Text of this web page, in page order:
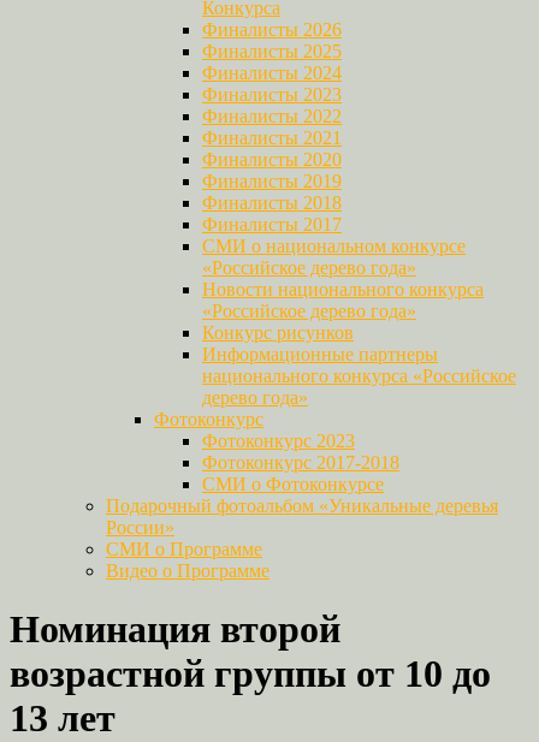
Конкурса
Финалисты 2026
Финалисты 2025
Финалисты 2024
Финалисты 2023
Финалисты 2022
Финалисты 2021
Финалисты 2020
Финалисты 2019
Финалисты 2018
Финалисты 2017
СМИ о национальном конкурсе
«Российское дерево года»
Новости национального конкурса
«Российское дерево года»
Конкурс рисунков
Информационные партнеры
национального конкурса «Российское
дерево года»
Фотоконкурс
Фотоконкурс 2023
Фотоконкурс 2017-2018
СМИ о Фотоконкурсе
Подарочный фотоальбом «Уникальные деревья
России»
СМИ о Программе
Видео о Программе
Номинация второй
возрастной группы от 10 до
13 лет